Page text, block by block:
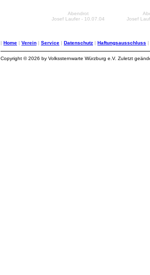
Abendrot
Josef Laufer - 10.07.04
Josef
| Home | Verein | Service | Datenschutz | Haftungsausschluss |
Copyright © 2026 by Volkssternwarte Würzburg e.V. Zuletzt